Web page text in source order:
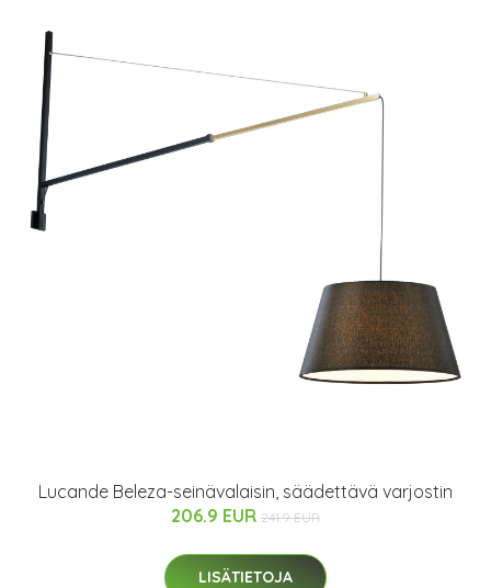
Lucande Beleza-seinävalaisin, säädettävä varjostin
206.9 EUR 241.9 EUR
LISÄTIETOJA